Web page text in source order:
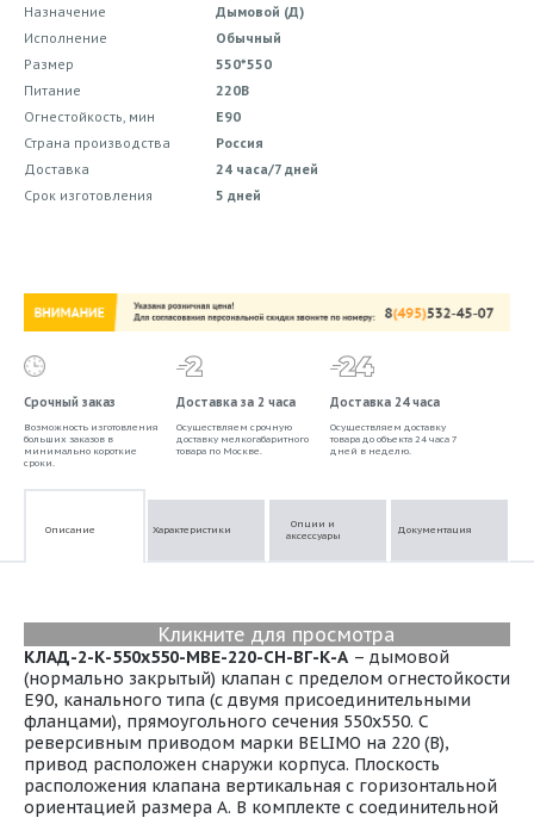
Назначение
Дымовой (Д)
Исполнение
Обычный
Размер
550*550
Питание
220В
Огнестойкость, мин
E90
Страна производства
Россия
Доставка
24 часа/7 дней
Срок изготовления
5 дней
Срочный заказ
Возможность изготовления
больших заказов в
минимально короткие
сроки.
Доставка за 2 часа
Осуществляем срочную
доставку мелкогабаритного
товара по Москве.
Доставка 24 часа
Осуществляем доставку
товара до объекта 24 часа 7
дней в неделю.
Описание Характеристики
Опции и
аксессуары
Документация
Кликните для просмотра
КЛАД-2-К-550x550-МВЕ-220-СН-ВГ-К-А – дымовой
(нормально закрытый) клапан с пределом огнестойкости
E90, канального типа (с двумя присоединительными
фланцами), прямоугольного сечения 550x550. С
реверсивным приводом марки BELIMO на 220 (В),
привод расположен снаружи корпуса. Плоскость
расположения клапана вертикальная с горизонтальной
ориентацией размера А. В комплекте с соединительной